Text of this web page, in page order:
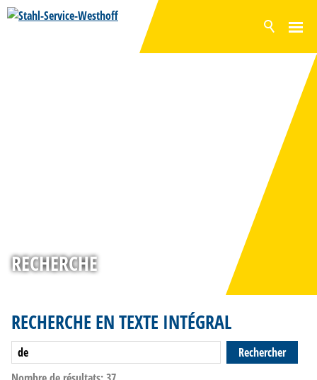
ACTUELLEMENT
PRODUITS
SURFACES
GAMME EN STOCK
SERVICES
PRODUCTION
ENTREPRISE
RECHERCHE
RECHERCHE EN TEXTE INTÉGRAL
Rechercher